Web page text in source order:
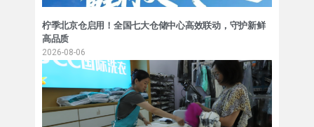
柠季北京仓启用！全国七大仓储中心高效联动，守护新鲜
高品质
2026-08-06